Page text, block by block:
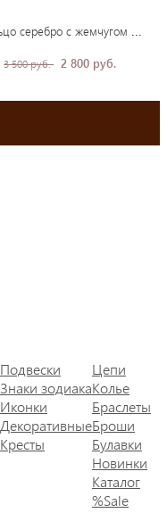
3 500 руб. 2 800 руб.
Подвески
Знаки зодиака
Иконки
Декоративные
Кресты
Цепи
Колье
Браслеты
Броши
Булавки
Новинки
Каталог
%Sale